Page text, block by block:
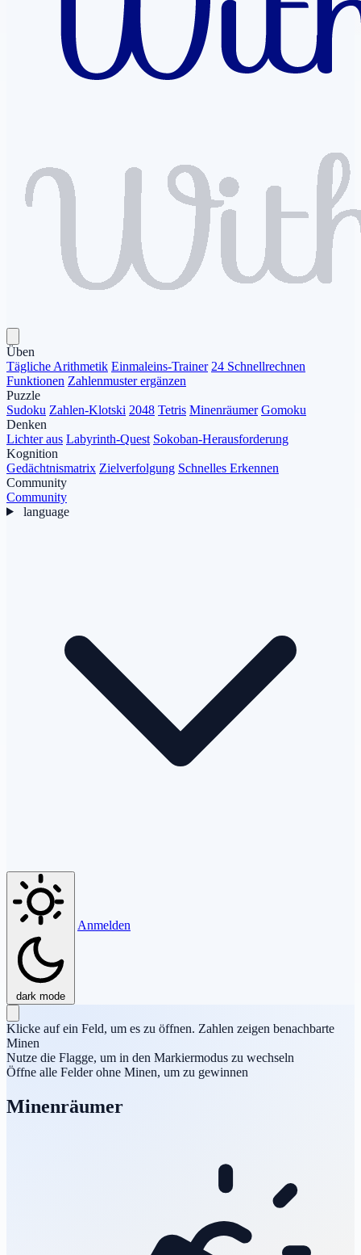
Üben
Tägliche Arithmetik Einmaleins-Trainer 24 Schnellrechnen
Funktionen Zahlenmuster ergänzen
Puzzle
Sudoku Zahlen-Klotski 2048 Tetris Minenräumer Gomoku
Denken
Lichter aus Labyrinth-Quest Sokoban-Herausforderung
Kognition
Gedächtnismatrix Zielverfolgung Schnelles Erkennen
Community
Community
language
dark mode
Anmelden
Klicke auf ein Feld, um es zu öffnen. Zahlen zeigen benachbarte
Minen
Nutze die Flagge, um in den Markiermodus zu wechseln
Öffne alle Felder ohne Minen, um zu gewinnen
Minenräumer